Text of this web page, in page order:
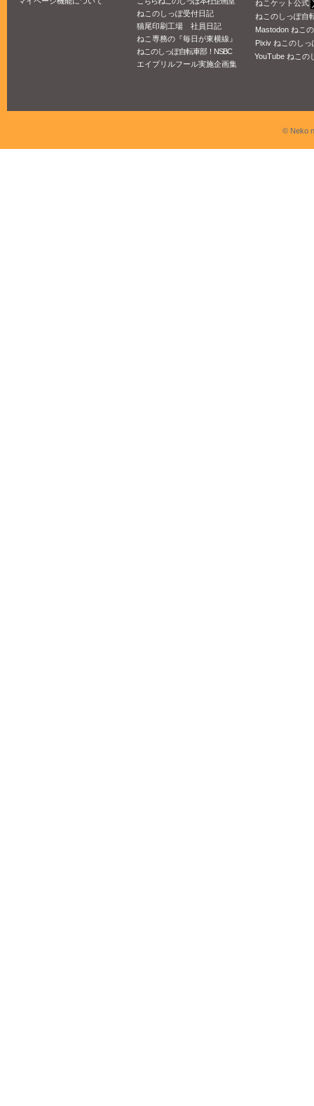
ねこのしっぽ受付日記
猫尾印刷工場 社員日記
ねこ専務の『毎日が東横線』
ねこのしっぽ自転車部！NSBC
エイプリルフール実施企画集
ねこケット公式
ねこのしっぽ自
Mastodon ねこ
Pixiv ねこのしっ
YouTube ねこの
© Neko